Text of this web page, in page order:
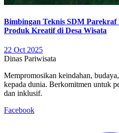
Bimbingan Teknis SDM Parekraf
Produk Kreatif di Desa Wisata
22 Oct 2025
Dinas Pariwisata
Mempromosikan keindahan,
kepada dunia. Berkomitmen untuk
dan inklusif.
Facebook